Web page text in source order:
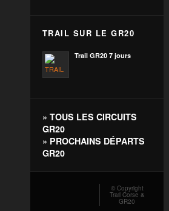
TRAIL SUR LE GR20
Trail GR20 7 jours
» TOUS LES CIRCUITS
GR20
» PROCHAINS DÉPARTS
GR20
© Copyright
Trail Corse &
GR20